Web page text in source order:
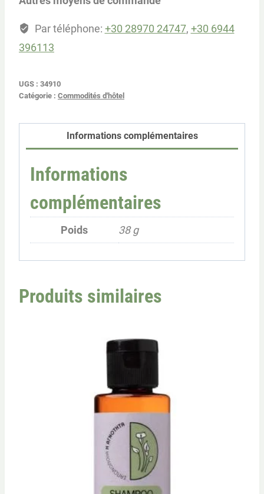
Par téléphone: +30 28970 24747, +30 6944
396113
UGS : 34910
Catégorie : Commodités d'hôtel
Informations complémentaires
Informations
complémentaires
Poids 38 g
Produits similaires